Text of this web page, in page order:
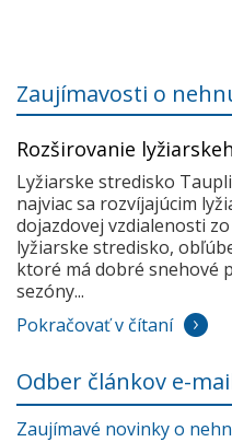
Zaujímavosti o
Rozširovanie
Lyžiarske stredisko
najviac sa rozvíjajúcim
dojazdovej vzdialenosti zo
lyžiarske stredisko,
ktoré má dobré snehové
sezóny...
Pokračovať v čítaní
Odber článkov e-
Zaujímavé novinky o